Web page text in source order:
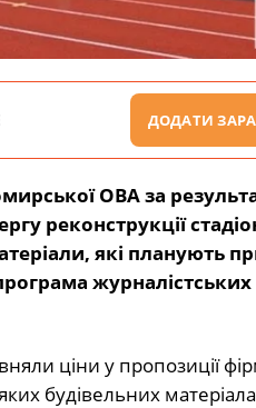
ДОДАТИ
ОВА за
реконструкції
які планують
журналістських
ціни у пропозиції
будівельних